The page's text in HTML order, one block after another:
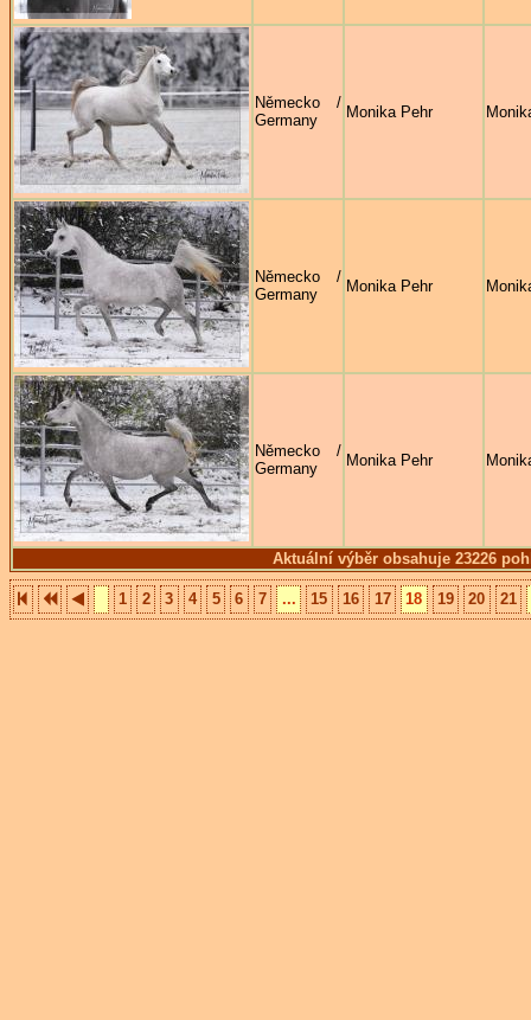
Aktuální výběr obsahuje 23226
Německo /
Germany
Monika Pehr
Německo /
Germany
Monika Pehr
Německo /
Germany
Monika Pehr
1 2 3 4 5 6 7 ... 15 16 17 18 19 20 21